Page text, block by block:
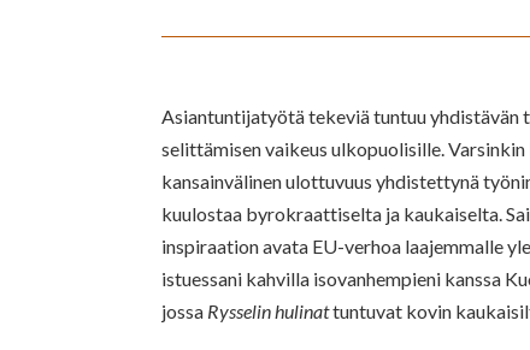
Asiantuntijatyötä tekeviä tuntuu yhdistävän
selittämisen vaikeus ulkopuolisille. Varsinkin
kansainvälinen ulottuvuus yhdistettynä
kuulostaa byrokraattiselta ja kaukaiselta.
inspiraation avata EU-verhoa laajemmalle
istuessani kahvilla isovanhempieni kanssa
jossa Rysselin hulinattuntuvat kovin